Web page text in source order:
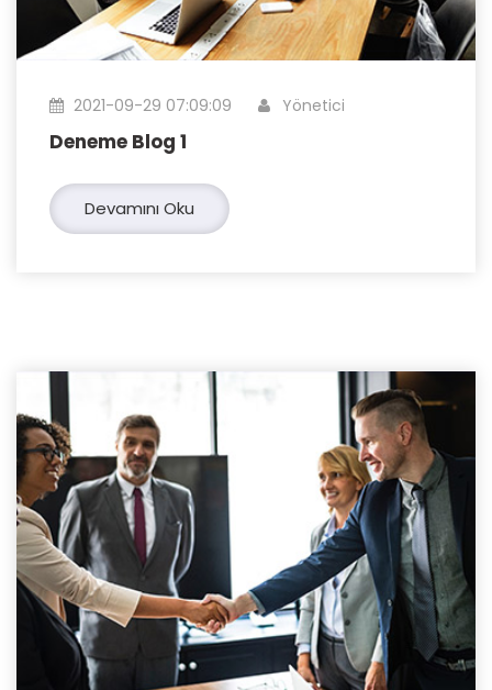
2021-09-29 07:09:09 Yönetici
Deneme Blog 1
Devamını Oku